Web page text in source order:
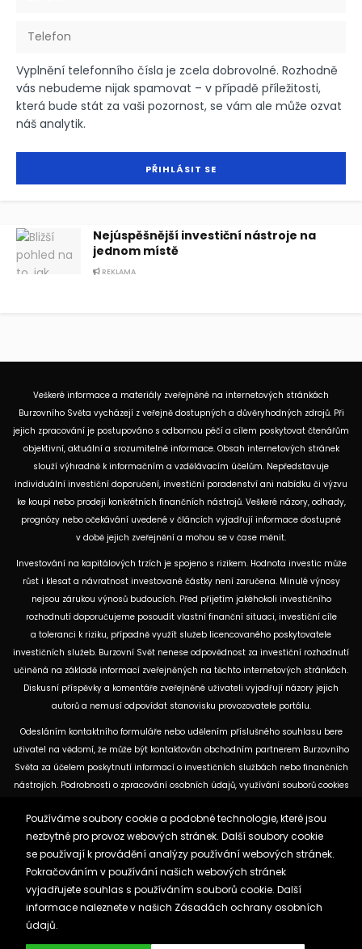
Vyplnění telefonního čísla je zcela dobrovolné. Rozhodně
vás nebudeme nijak spamovat – v případě příležitosti,
která bude stát za vaši pozornost, se vám ale může ozvat
náš analytik.
Nejúspěšnější investiční nástroje na
jednom místě
REKLAMA
Veškeré informace a materiály zveřejněné na internetových stránkách
Burzovního Světa vycházejí z veřejně dostupných a důvěryhodných zdrojů. Při
jejich zpracování je postupováno s odbornou péčí a cílem poskytovat čtenářům
objektivní, aktuální a srozumitelné informace. Obsah internetových stránek
slouží výhradně k informačním a vzdělávacím účelům. Nepředstavuje
individuální investiční doporučení, investiční poradenství ani nabídku či výzvu
ke koupi nebo prodeji konkrétních finančních nástrojů. Veškeré názory, odhady,
prognózy nebo očekávání uvedené v článcích vyjadřují informace dostupné
v době jejich zveřejnění a mohou se v čase měnit.
Investování na kapitálových trzích je spojeno s rizikem. Hodnota investic může
růst i klesat a návratnost investované částky není zaručena. Minulé výnosy
nejsou zárukou výnosů budoucích. Před přijetím jakéhokoli investičního
rozhodnutí doporučujeme posoudit vlastní finanční situaci, investiční cíle
a toleranci k riziku, případně využít služeb licencovaného poskytovatele
investičních služeb. Burzovní Svět nenese odpovědnost za investiční rozhodnutí
učiněná na základě informací zveřejněných na těchto internetových stránkách.
Diskusní příspěvky a komentáře zveřejněné uživateli vyjadřují názory jejich
autorů a nemusí odpovídat stanovisku provozovatele portálu.
Odesláním kontaktního formuláře nebo udělením příslušného souhlasu bere
uživatel na vědomí, že může být kontaktován obchodním partnerem Burzovního
Světa za účelem poskytnutí informací o investičních službách nebo finančních
nástrojích. Podrobnosti o zpracování osobních údajů, využívání souborů cookies
dostupných na těchto internetových stránkách. U jednotlivých článků mohou
být uvedeny informace o použitých zdrojích, datu původní analýzy nebo datu,
ke kterému se vztahují uvedené tržní údaje.
Zásady ochrany osobních údajů a cookies
Reklama
Používáme soubory cookie a podobné technologie, které jsou
nezbytné pro provoz webových stránek. Další soubory cookie
se používají k provádění analýzy používání webových stránek.
Pokračováním v používání našich webových stránek
vyjadřujete souhlas s používáním souborů cookie. Další
informace naleznete v našich Zásadách ochrany osobních
údajů.